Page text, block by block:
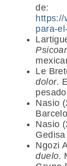
de:
https://
para-
Le
dolor.
Nasio
Nasio
Gedisa
Ngozi
duelo.